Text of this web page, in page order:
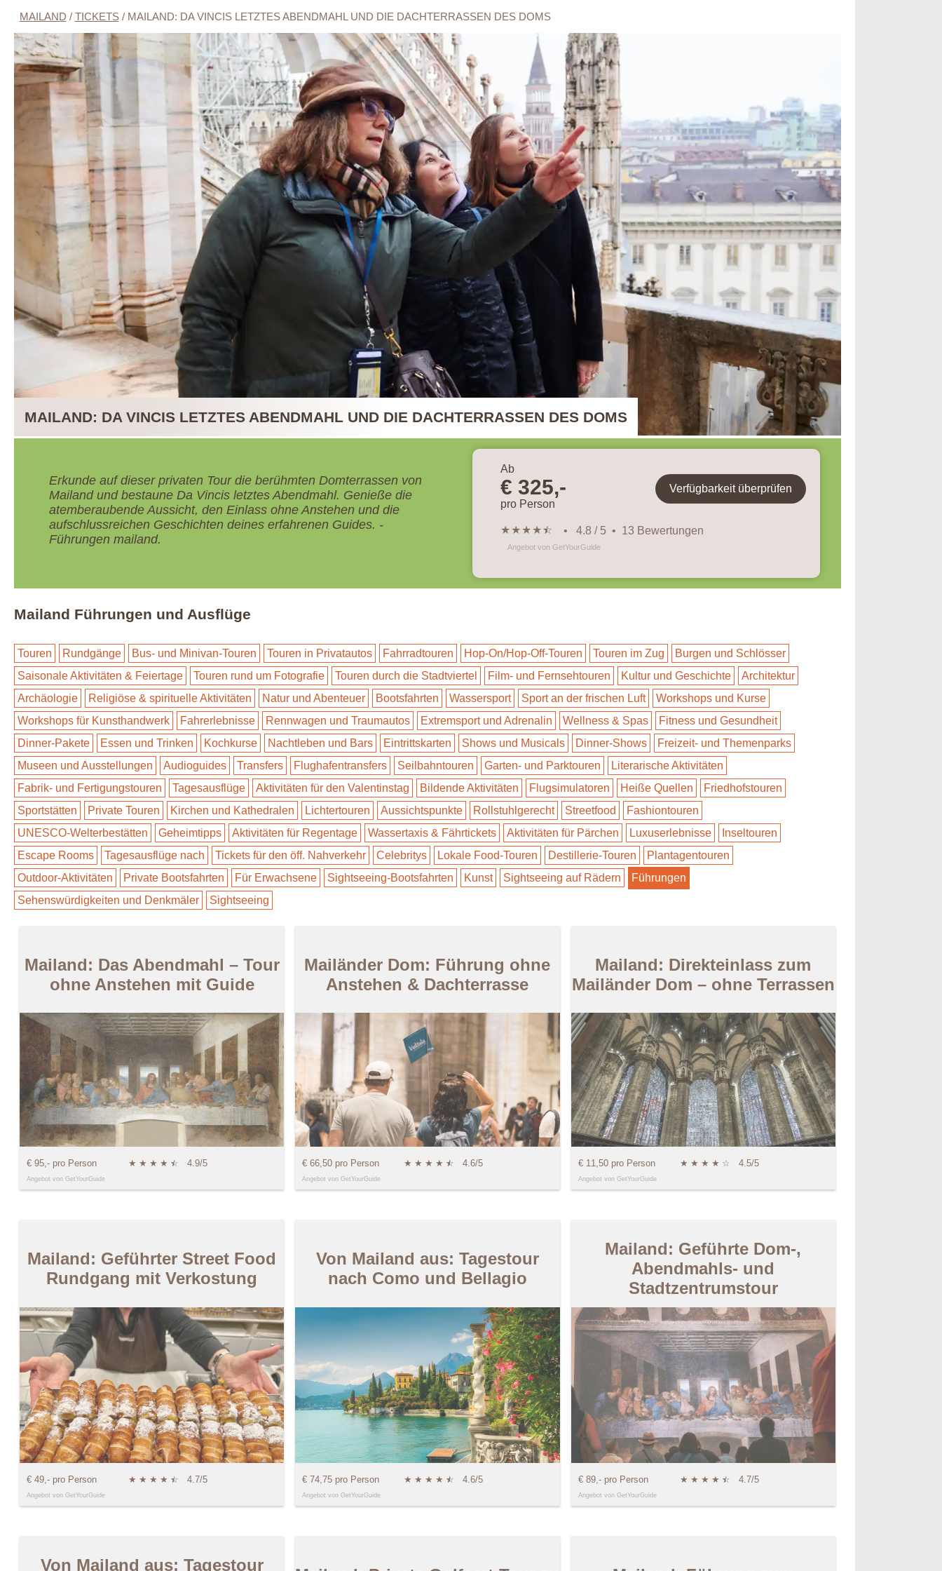
MAILAND / TICKETS/ MAILAND: DA VINCIS LETZTES ABENDMAHL UND DIE DACHTERRASSEN DES DOMS
MAILAND: DA VINCIS LETZTES ABENDMAHL UND DIE DACHTERRASSEN DES DOMS
Erkunde auf dieser privaten Tour die berühmten Domterrassen von
Mailand und bestaune Da Vincis letztes Abendmahl. Genieße die
atemberaubende Aussicht, den Einlass ohne Anstehen und die
aufschlussreichen Geschichten deines erfahrenen Guides. -
Führungen mailand.
Ab
€ 325,-
pro Person
Verfügbarkeit überprüfen
★★★★★
☆ • 4.8 / 5 • 13 Bewertungen
Angebot von GetYourGuide
Mailand Führungen und Ausflüge
Touren Rundgänge Bus- und Minivan-Touren Touren in Privatautos Fahrradtouren Hop-On/Hop-Off-Touren Touren im Zug
Burgen und Schlösser
Saisonale Aktivitäten & Feiertage
Touren rund um Fotografie Touren durch die Stadtviertel Film- und Fernsehtouren Kultur und Geschichte
Architektur
Archäologie
Religiöse & spirituelle Aktivitäten Natur und Abenteuer Bootsfahrten Wassersport Sport an der frischen Luft
Workshops und Kurse
Workshops für Kunsthandwerk
Fahrerlebnisse Rennwagen und Traumautos Extremsport und Adrenalin Wellness & Spas
Fitness und Gesundheit
Dinner-Pakete
Essen und Trinken Kochkurse Nachtleben und Bars Eintrittskarten Shows und Musicals Dinner-Shows
Freizeit- und Themenparks
Museen und Ausstellungen
Audioguides Transfers Flughafentransfers Seilbahntouren Garten- und Parktouren
Literarische Aktivitäten
Fabrik- und Fertigungstouren
Tagesausflüge Aktivitäten für den Valentinstag Bildende Aktivitäten Flugsimulatoren Heiße Quellen
Friedhofstouren
Sportstätten
Private Touren Kirchen und Kathedralen Lichtertouren Aussichtspunkte Rollstuhlgerecht Streetfood
Fashiontouren
UNESCO-Welterbestätten
Geheimtipps Aktivitäten für Regentage Wassertaxis & Fährtickets Aktivitäten für Pärchen Luxuserlebnisse
Inseltouren
Escape Rooms
Tagesausflüge nach Tickets für den öff. Nahverkehr Celebritys Lokale Food-Touren Destillerie-Touren
Plantagentouren
Outdoor-Aktivitäten
Private Bootsfahrten Für Erwachsene Sightseeing-Bootsfahrten Kunst Sightseeing auf Rädern
Führungen
Sehenswürdigkeiten und Denkmäler
Sightseeing
Mailand: Das Abendmahl – Tour
ohne Anstehen mit Guide
€ 95,- pro Person ★ ★ ★ ★ ★
☆ 4.9/5
Angebot von GetYourGuide
Mailänder Dom: Führung ohne
Anstehen & Dachterrasse
€ 66,50 pro Person ★ ★ ★ ★ ★
☆ 4.6/5
Angebot von GetYourGuide
Mailand: Direkteinlass zum
Mailänder Dom – ohne Terrassen
€ 11,50 pro Person ★ ★ ★ ★ ☆ 4.5/5
Angebot von GetYourGuide
Mailand: Geführter Street Food
Rundgang mit Verkostung
€ 49,- pro Person ★ ★ ★ ★ ★
☆ 4.7/5
Angebot von GetYourGuide
Von Mailand aus: Tagestour
nach Como und Bellagio
€ 74,75 pro Person ★ ★ ★ ★ ★
☆ 4.6/5
Angebot von GetYourGuide
Mailand: Geführte Dom-,
Abendmahls- und
Stadtzentrumstour
€ 89,- pro Person ★ ★ ★ ★ ★
☆ 4.7/5
Angebot von GetYourGuide
Von Mailand aus: Tagestour